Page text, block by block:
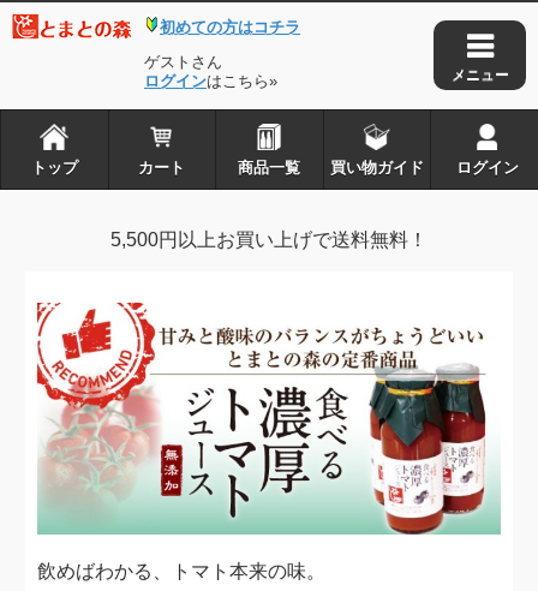
初めての方はコチラ
ゲストさん
ログインはこちら»
トップ カート 商品一覧 買い物ガイド ログイン
5,500円以上お買い上げで送料無料！
飲めばわかる、トマト本来の味。
トップ
ログイン
とまとの森は株式会社アイ・タックルの
登録商標です
Copyright © 2010-2026